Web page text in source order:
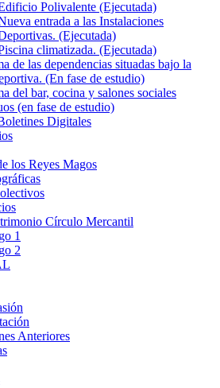
Polivalente (Ejecutada)
entrada a las Instalaciones
(Ejecutada)
climatizada. (Ejecutada)
de las dependencias situadas bajo la
(En fase de estudio)
del bar, cocina y salones sociales
(en fase de estudio)
Digitales
los Reyes Magos
Círculo Mercantil
1
2
Anteriores